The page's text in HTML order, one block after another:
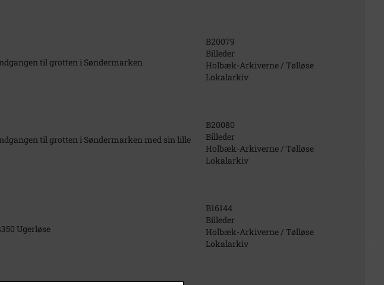
til grotten i Søndermarken
B20079
Billeder
Holbæk-Arkiverne / Tølløse
Lokalarkiv
til grotten i Søndermarken med sin lille
B20080
Billeder
Holbæk-Arkiverne / Tølløse
Lokalarkiv
Ugerløse
B16144
Billeder
Holbæk-Arkiverne / Tølløse
Lokalarkiv